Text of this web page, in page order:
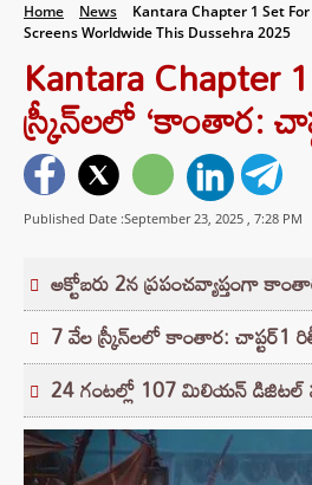
Home News
Kantara Chapter 1 Set
Screens Worldwide This Dussehra 2025
Kantara Chapter
స్క్రీన్‌లలో ‘కాంతార:
Published Date :September 23, 2025 , 7:28 PM
అక్టోబరు 2న ప్రపంచవ్యాప్తంగా
7 వేల స్క్రీన్‌లలో కాంతార: చాప్టర్‌1
24 గంటల్లో 107 మిలియన్ డిజిటల్